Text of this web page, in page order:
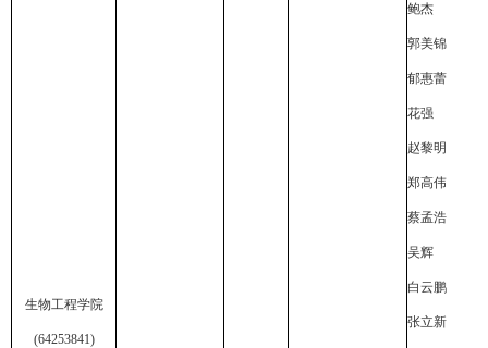
生物工程学院
(64253841)
鲍杰
郭美锦
郁惠蕾
花强
赵黎明
郑高伟
蔡孟浩
吴辉
白云鹏
张立新